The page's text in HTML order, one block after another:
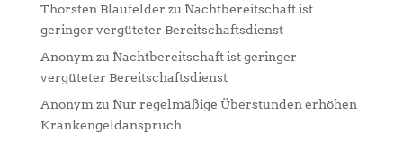
Thorsten Blaufelder zu Nachtbereitschaft ist
geringer vergüteter Bereitschaftsdienst
Anonym zu Nachtbereitschaft ist geringer
vergüteter Bereitschaftsdienst
Anonym zu Nur regelmäßige Überstunden erhöhen
Krankengeldanspruch